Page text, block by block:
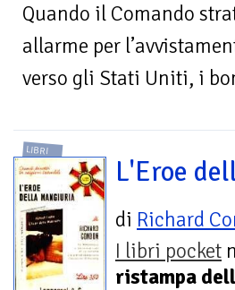
Quando il Comando
allarme per
verso gli Stati Uniti, i
LIBRI
L'Eroe
di Richard
I libri pocket
ristampa